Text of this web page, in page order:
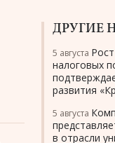
ДРУГИЕ
5 августа
налоговых
развития
5 августа
в отрасли